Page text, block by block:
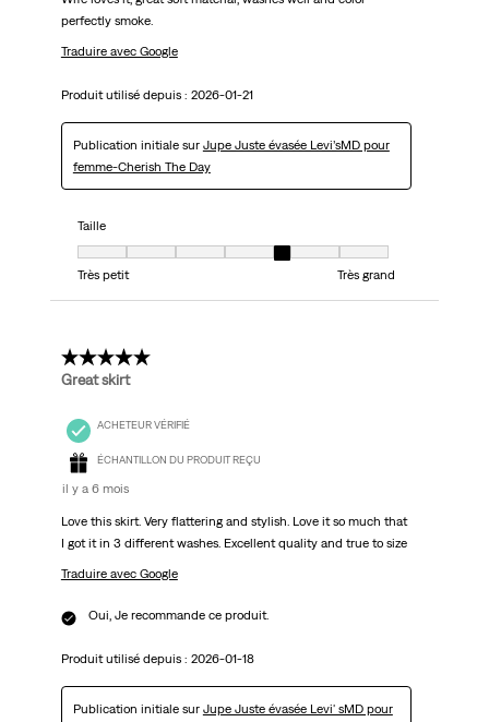
perfectly smoke.
Traduire avec Google
Produit utilisé depuis : 2026-01-21
Publication initiale sur Jupe Juste évasée Levi’sMD pour
femme-Cherish The Day
Taille
Taille, 5 sur 7, où 1 est égal à Très petit et 7 est égal à Très grand
Très petit
Très grand
5 étoile(s) sur 5.
Great skirt
ACHETEUR VÉRIFIÉ
ÉCHANTILLON DU PRODUIT REÇU
il y a 6 mois
Love this skirt. Very flattering and stylish. Love it so much that
I got it in 3 different washes. Excellent quality and true to size
Traduire avec Google
Oui, Je recommande ce produit.
Produit utilisé depuis : 2026-01-18
Publication initiale sur Jupe Juste évasée Levi' sMD pour